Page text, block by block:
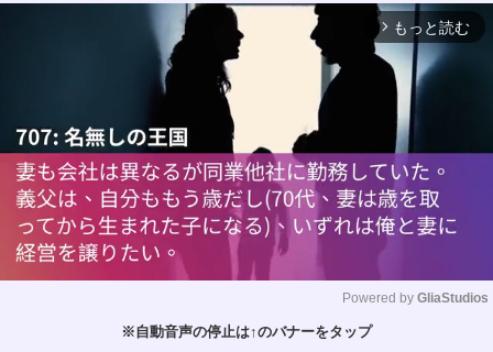
arrow_forward_ios もっと読む
Powered by GliaStudios
※自動音声の停止は↑のバナーをタップ